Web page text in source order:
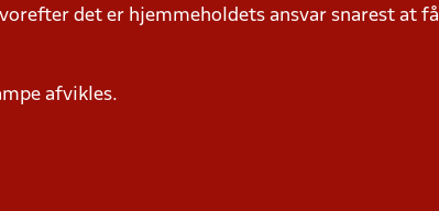
det er hjemmeholdets ansvar snarest at få
afvikles.